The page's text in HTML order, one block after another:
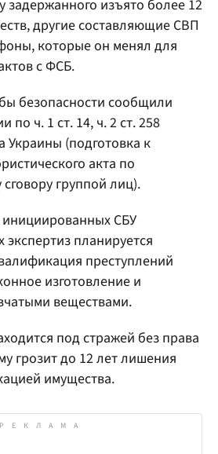
задержанного изъято более 12
другие составляющие СВП
которые он менял для
с ФСБ.
безопасности сообщили
по ч. 1 ст. 14, ч. 2 ст. 258
Украины (подготовка к
акта по
группой лиц).
СБУ
планируется
преступлений
изготовление и
веществами.
под стражей без права
грозит до 12 лет лишения
имущества.